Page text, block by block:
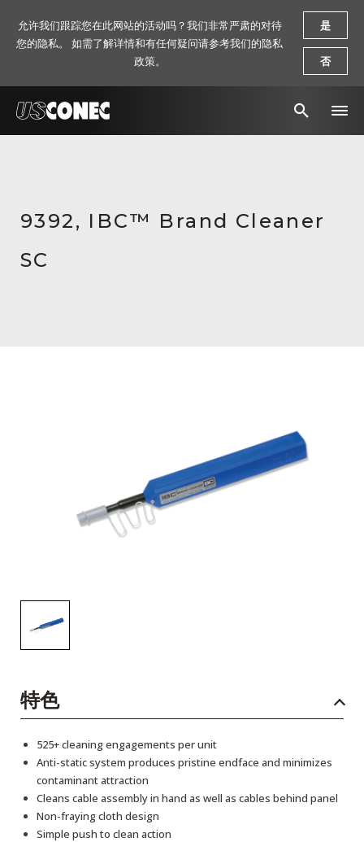
产品
资源
9392, IBC™ Brand Cleaner
SC
特色
525+ cleaning engagements per unit
Anti-static system produces pristine endface and minimizes
contaminant attraction
Cleans cable assembly in hand as well as cables behind panel
Non-fraying cloth design
Simple push to clean action
允许我们跟踪您在此网站的活动吗？我们非常严肃的对待
您的隐私。 如需了解详情和有任何疑问请参考我们的隐私
政策。
是
否